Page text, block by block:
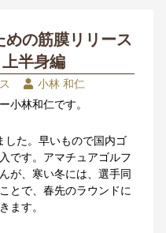
めの筋膜リリース
半身編
小林 和仁
小林和仁です。
した。早いもので国内ゴ
です。アマチュアゴルフ
が、寒い冬には、選手同
とで、春先のラウンドに
ます。